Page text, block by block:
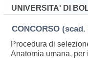
UNIVERSITA' DI
CONCORSO (scad.
Procedura di
Anatomia umana,